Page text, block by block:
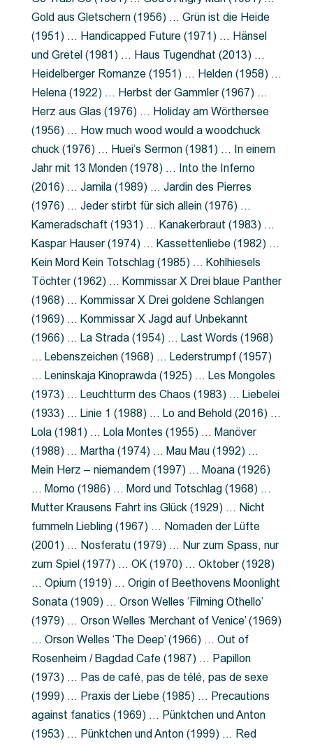
Gold aus Gletschern (1956) … Grün ist die Heide
(1951) … Handicapped Future (1971) … Hänsel
und Gretel (1981) … Haus Tugendhat (2013) …
Heidelberger Romanze (1951) … Helden (1958) …
Helena (1922) … Herbst der Gammler (1967) …
Herz aus Glas (1976) … Holiday am Wörthersee
(1956) … How much wood would a woodchuck
chuck (1976) … Huei’s Sermon (1981) … In einem
Jahr mit 13 Monden (1978) … Into the Inferno
(2016) … Jamila (1989) … Jardin des Pierres
(1976) … Jeder stirbt für sich allein (1976) …
Kameradschaft (1931) … Kanakerbraut (1983) …
Kaspar Hauser (1974) … Kassettenliebe (1982) …
Kein Mord Kein Totschlag (1985) … Kohlhiesels
Töchter (1962) … Kommissar X Drei blaue Panther
(1968) … Kommissar X Drei goldene Schlangen
(1969) … Kommissar X Jagd auf Unbekannt
(1966) … La Strada (1954) … Last Words (1968)
… Lebenszeichen (1968) … Lederstrumpf (1957)
… Leninskaja Kinoprawda (1925) … Les Mongoles
(1973) … Leuchtturm des Chaos (1983) … Liebelei
(1933) … Linie 1 (1988) … Lo and Behold (2016) …
Lola (1981) … Lola Montes (1955) … Manöver
(1988) … Martha (1974) … Mau Mau (1992) …
Mein Herz – niemandem (1997) … Moana (1926)
… Momo (1986) … Mord und Totschlag (1968) …
Mutter Krausens Fahrt ins Glück (1929) … Nicht
fummeln Liebling (1967) … Nomaden der Lüfte
(2001) … Nosferatu (1979) … Nur zum Spass, nur
zum Spiel (1977) … OK (1970) … Oktober (1928)
… Opium (1919) … Origin of Beethovens Moonlight
Sonata (1909) … Orson Welles ‘Filming Othello’
(1979) … Orson Welles ‘Merchant of Venice’ (1969)
… Orson Welles ‘The Deep’ (1966) … Out of
Rosenheim / Bagdad Cafe (1987) … Papillon
(1973) … Pas de café, pas de télé, pas de sexe
(1999) … Praxis der Liebe (1985) … Precautions
against fanatics (1969) … Pünktchen und Anton
(1953) … Pünktchen und Anton (1999) … Red